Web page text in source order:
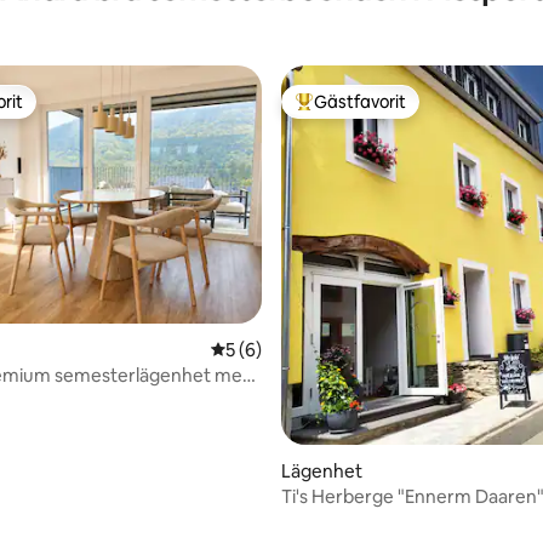
betyg, 33 omdömen
5 av 5 i genomsnittligt betyg, 6
5 (6)
semesterlägenhet med
Populär gästfavorit
Gästfavorit
Lägenhet
Ti's Herberge "Ennerm Daaren"